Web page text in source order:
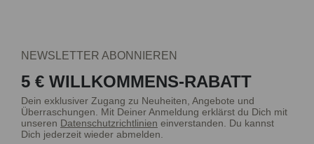
NEWSLETTER ABONNIEREN
5 € WILLKOMMENS-RABATT
Dein exklusiver Zugang zu Neuheiten, Angebote und
Überraschungen. Mit Deiner Anmeldung erklärst du Dich mit
unseren Datenschutzrichtlinien einverstanden. Du kannst
Dich jederzeit wieder abmelden.